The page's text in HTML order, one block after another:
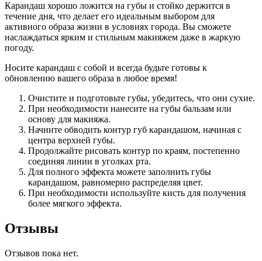
Карандаш хорошо ложится на губы и стойко держится в
течение дня, что делает его идеальным выбором для
активного образа жизни в условиях города. Вы сможете
наслаждаться ярким и стильным макияжем даже в жаркую
погоду.
Носите карандаш с собой и всегда будьте готовы к
обновлению вашего образа в любое время!
Очистите и подготовьте губы, убедитесь, что они сухие.
При необходимости нанесите на губы бальзам или
основу для макияжа.
Начните обводить контур губ карандашом, начиная с
центра верхней губы.
Продолжайте рисовать контур по краям, постепенно
соединяя линии в уголках рта.
Для полного эффекта можете заполнить губы
карандашом, равномерно распределяя цвет.
При необходимости используйте кисть для получения
более мягкого эффекта.
Отзывы
Отзывов пока нет.